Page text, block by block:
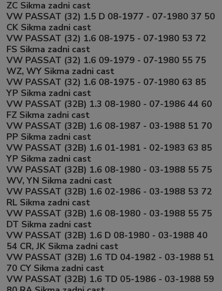
ZC Sikma zadni cast
VW PASSAT (32) 1.5 D 08-1977 - 07-1980 37 50
CK Sikma zadni cast
VW PASSAT (32) 1.6 08-1975 - 07-1980 53 72
FS Sikma zadni cast
VW PASSAT (32) 1.6 09-1979 - 07-1980 55 75
WZ, WY Sikma zadni cast
VW PASSAT (32) 1.6 08-1975 - 07-1980 63 85
YP Sikma zadni cast
VW PASSAT (32B) 1.3 08-1980 - 07-1986 44 60
FZ Sikma zadni cast
VW PASSAT (32B) 1.6 08-1987 - 03-1988 51 70
PP Sikma zadni cast
VW PASSAT (32B) 1.6 01-1981 - 02-1983 63 85
YP Sikma zadni cast
VW PASSAT (32B) 1.6 08-1980 - 03-1988 55 75
WV, YN Sikma zadni cast
VW PASSAT (32B) 1.6 02-1986 - 03-1988 53 72
RL Sikma zadni cast
VW PASSAT (32B) 1.6 08-1980 - 03-1988 55 75
DT Sikma zadni cast
VW PASSAT (32B) 1.6 D 08-1980 - 03-1988 40
54 CR, JK Sikma zadni cast
VW PASSAT (32B) 1.6 TD 04-1982 - 03-1988 51
70 CY Sikma zadni cast
VW PASSAT (32B) 1.6 TD 05-1986 - 03-1988 59